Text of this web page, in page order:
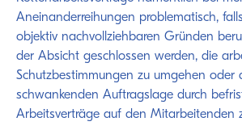
Aneinanderreihungen problematisch,
objektiv nachvollziehbaren Gründen
der Absicht geschlossen werden, die
Schutzbestimmungen zu umgehen oder
schwankenden Auftragslage durch
Arbeitsverträge auf den Mitarbeitenden